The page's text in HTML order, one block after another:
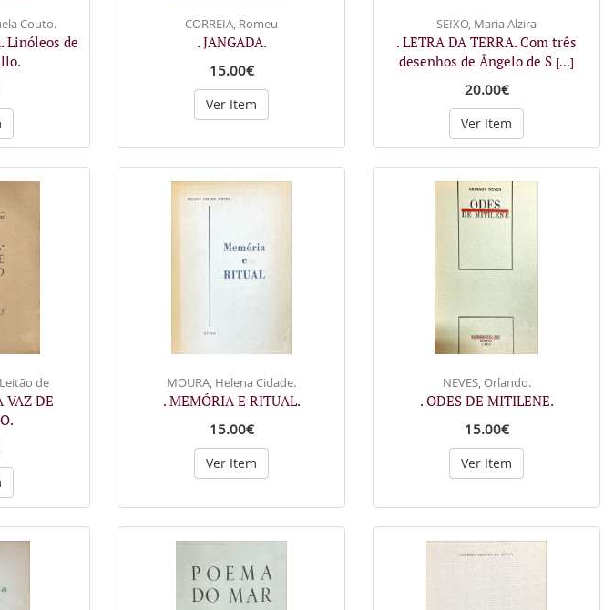
Couto.
Linóleos de
CORREIA, Romeu
. JANGADA.
15.00€
Ver Item
SEIXO, Maria Alzira
. LETRA DA TERRA. Com três
desenhos de Ângelo de S [...]
20.00€
Ver Item
de
VAZ DE
MOURA, Helena Cidade.
. MEMÓRIA E RITUAL.
15.00€
Ver Item
NEVES, Orlando.
. ODES DE MITILENE.
15.00€
Ver Item